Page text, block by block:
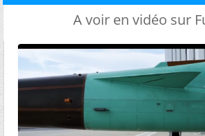
A voir en vidéo sur